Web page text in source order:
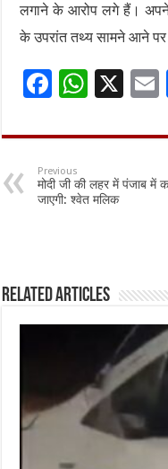
लगाने के आरोप लगे हैं।
के उपरांत तथ्य सामने आने पर
F
e
b
o
W
at
sA
p
X
Previous
मोदी जी की लहर में पंजाब में
जाएगी: श्वेत मलिक
Related Articles